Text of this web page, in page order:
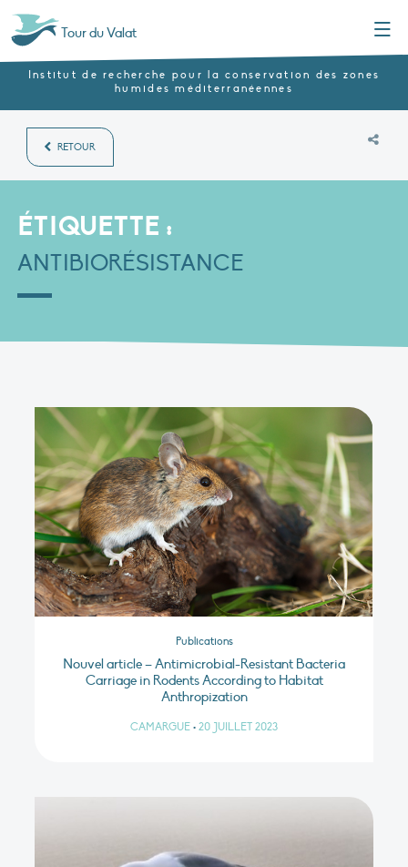
Tour du Valat
Institut de recherche pour la conservation des zones
humides méditerranéennes
RETOUR
ÉTIQUETTE :
ANTIBIORÉSISTANCE
Publications
Nouvel article – Antimicrobial-Resistant Bacteria
Carriage in Rodents According to Habitat
Anthropization
CAMARGUE • 20 JUILLET 2023